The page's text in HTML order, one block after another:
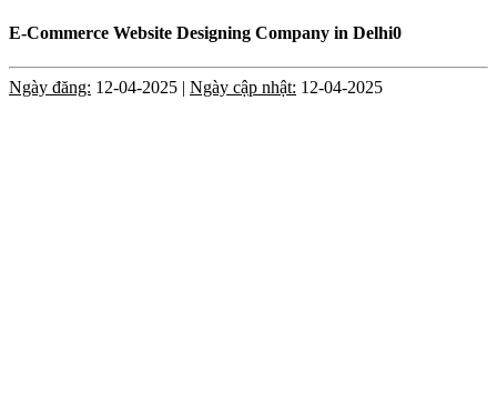
E-Commerce Website Designing Company in Delhi0
Ngày đăng: 12-04-2025 | Ngày cập nhật: 12-04-2025